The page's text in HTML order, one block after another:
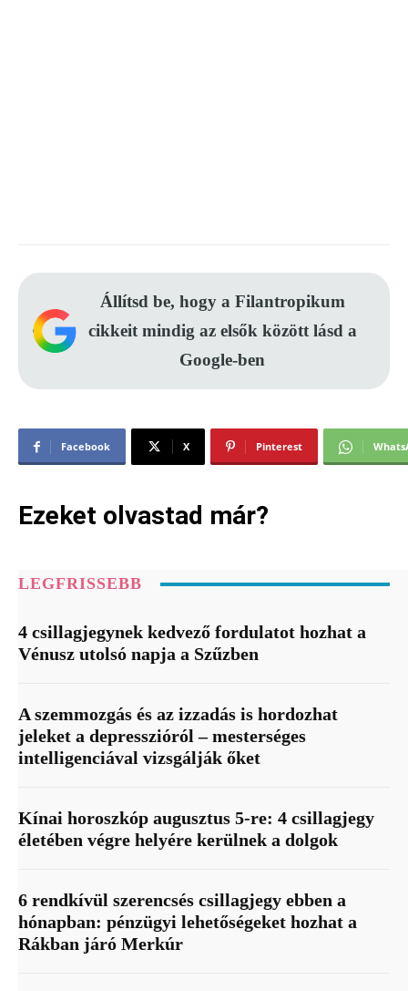
Állítsd be, hogy a Filantropikum
cikkeit mindig az elsők között lásd a
Google-ben
Facebook X Pinterest
Ezeket olvastad már?
LEGFRISSEBB
4 csillagjegynek kedvező fordulatot hozhat a
Vénusz utolsó napja a Szűzben
A szemmozgás és az izzadás is hordozhat
jeleket a depresszióról – mesterséges
intelligenciával vizsgálják őket
Kínai horoszkóp augusztus 5-re: 4 csillagjegy
életében végre helyére kerülnek a dolgok
6 rendkívül szerencsés csillagjegy ebben a
hónapban: pénzügyi lehetőségeket hozhat a
Rákban járó Merkúr